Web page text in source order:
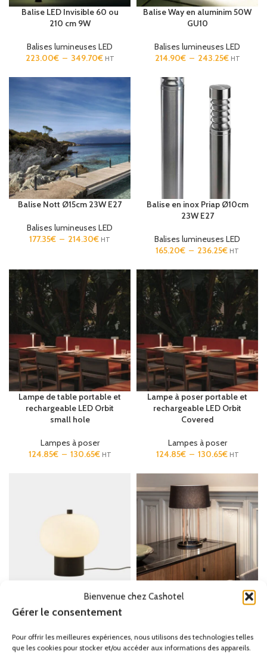
Bienvenue chez Cashotel
Gérer le consentement
Pour offrir les meilleures expériences, nous utilisons des technologies telles
que les cookies pour stocker et/ou accéder aux informations des appareils.
Balise LED Invisible 60 ou
210 cm 9W
Balises lumineuses LED
223.00€ – 349.70€ HT
Balise Way en aluminim 50W
GU10
Balises lumineuses LED
214.90€ – 243.25€ HT
Balise Nott Ø15cm 23W E27
Balises lumineuses LED
177.35€ – 214.30€ HT
Balise en inox Priap Ø10cm
23W E27
Balises lumineuses LED
165.20€ – 236.25€ HT
Lampe de table portable et
rechargeable LED Orbit
small hole
Lampes à poser
124.85€ – 130.65€ HT
Lampe à poser portable et
rechargeable LED Orbit
Covered
Lampes à poser
124.85€ – 130.65€ HT
Lampe à poser LED en bois
et verre Ilargi Ø32cm
Lampes à poser
510.20€ HT
Lampe de table avec abat-
Lampes à poser
449.50€ –451.00€ HT